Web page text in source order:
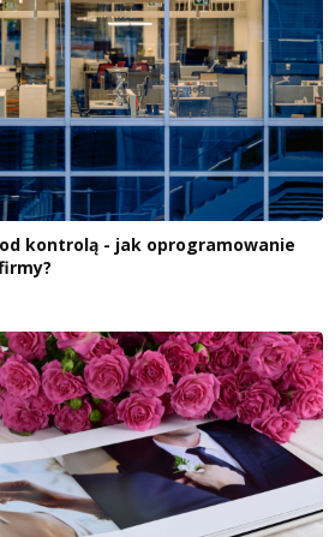
kontrolą - jak oprogramowanie